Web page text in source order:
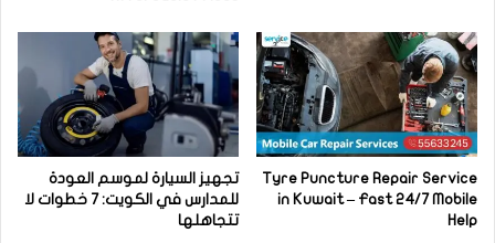
Tyre Puncture Repair Service
in Kuwait – Fast 24/7 Mobile
Help
تجهيز السيارة لموسم العودة
للمدارس في الكويت: 7 خطوات لا
تتجاهلها